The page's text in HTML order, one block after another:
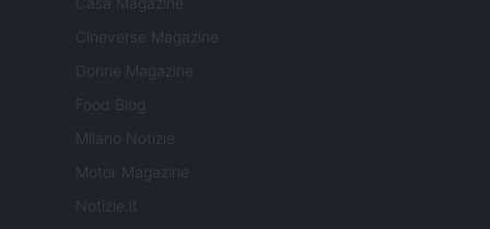
Cineverse Magazine
Donne Magazine
Food Blog
Milano Notizie
Motor Magazine
Notizie.it